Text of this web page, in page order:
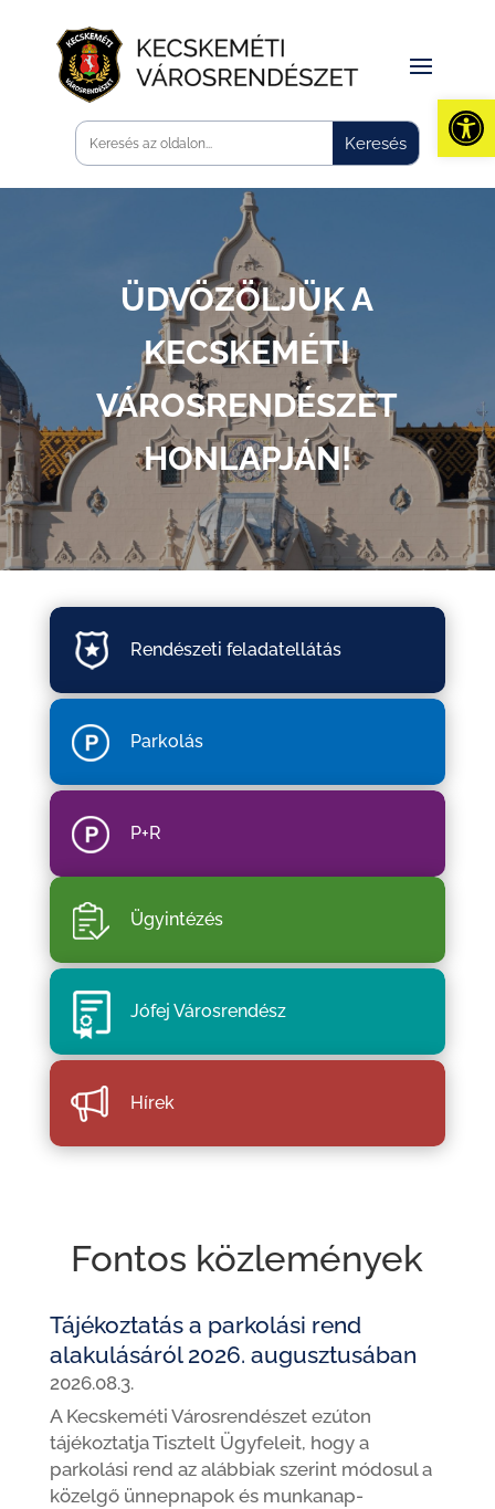
ÜDVÖZÖLJÜK A
KECSKEMÉTI
VÁROSRENDÉSZET
HONLAPJÁN!
Rendészeti feladatellátás
Parkolás
P+R
Ügyintézés
Jófej Városrendész
Hírek
Fontos közlemények
Tájékoztatás a parkolási rend
alakulásáról 2026. augusztusában
2026.08.3.
A Kecskeméti Városrendészet ezúton
tájékoztatja Tisztelt Ügyfeleit, hogy a
parkolási rend az alábbiak szerint módosul a
közelgő ünnepnapok és munkanap-